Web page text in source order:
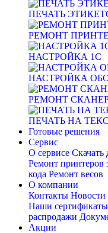
ПЕЧАТЬ
РЕМОНТ
НАСТРОЙКА 1С
НАСТРОЙКА
РЕМОНТ
ПЕЧАТЬ НА
Готовые решения
Сервис
О сервисе Скачать
Ремонт принтеров
кода Ремонт весов
О компании
Контакты Новости
Наши сертификаты
распродажи
Акции